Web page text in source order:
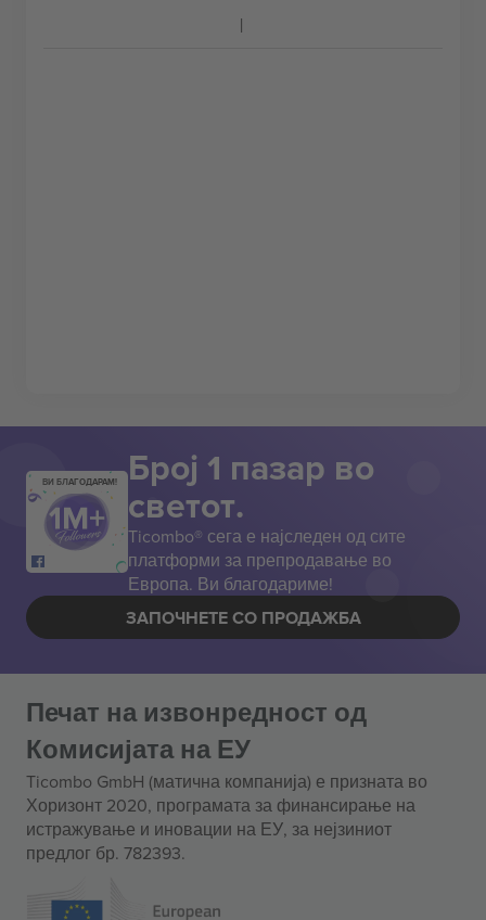
ВИ БЛАГОДАРАМ! Број 1 пазар во
светот.
Ticombo® сега е најследен од сите
платформи за препродавање во
Европа. Ви благодариме!
ЗАПОЧНЕТЕ СО ПРОДАЖБА
Печат на извонредност од
Комисијата на ЕУ
Ticombo GmbH (матична компанија) е призната во
Хоризонт 2020, програмата за финансирање на
истражување и иновации на ЕУ, за нејзиниот
предлог бр. 782393.